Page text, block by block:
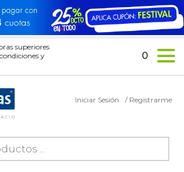
superiores
y
Iniciar Sesión / Registrarme
0